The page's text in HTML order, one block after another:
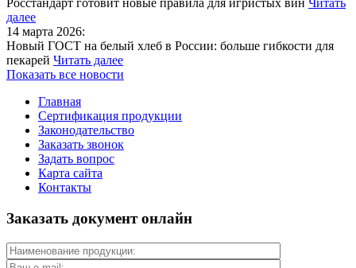
Росстандарт готовит новые правила для игристых вин Читать
далее
14 марта 2026:
Новый ГОСТ на белый хлеб в России: больше гибкости для
пекарей Читать далее
Показать все новости
Главная
Сертификация продукции
Законодательство
Заказать звонок
Задать вопрос
Карта сайта
Контакты
Заказать документ онлайн